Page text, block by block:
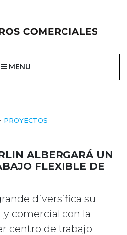
MENU
PROYECTOS
ALBERGARÁ UN
FLEXIBLE DE
diversifica su
comercial con la
centro de trabajo